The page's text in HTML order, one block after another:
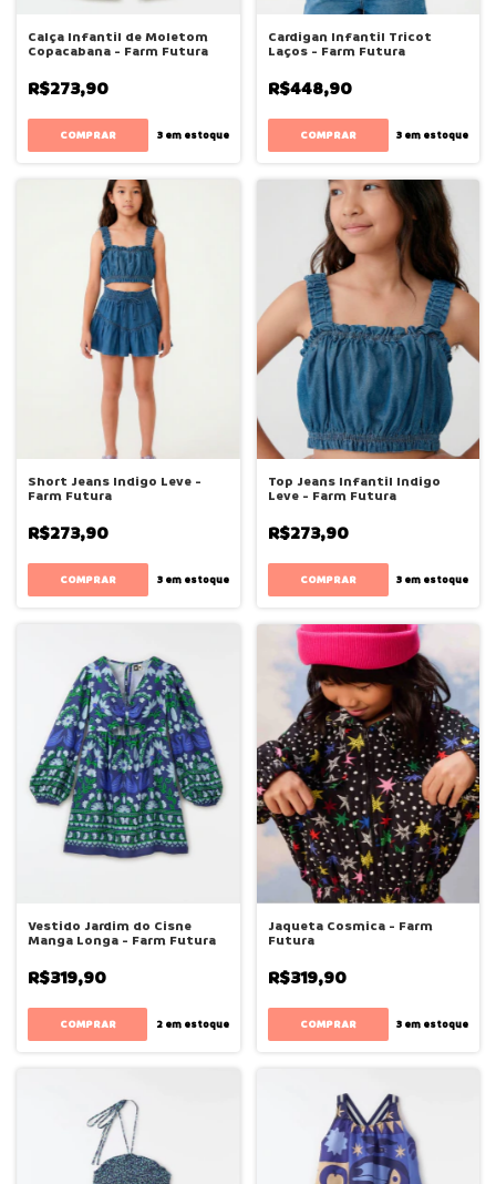
Calça Infantil de Moletom
Copacabana - Farm Futura
R$273,90
COMPRAR 3em estoque
Cardigan Infantil Tricot
Laços - Farm Futura
R$448,90
COMPRAR 3 em estoque
Short Jeans Indigo Leve -
Farm Futura
R$273,90
COMPRAR 3em estoque
Top Jeans Infantil Indigo
Leve - Farm Futura
R$273,90
COMPRAR 3 em estoque
Vestido Jardim do Cisne
Manga Longa - Farm Futura
R$319,90
COMPRAR 2em estoque
Jaqueta Cosmica - Farm
Futura
R$319,90
COMPRAR 3 em estoque